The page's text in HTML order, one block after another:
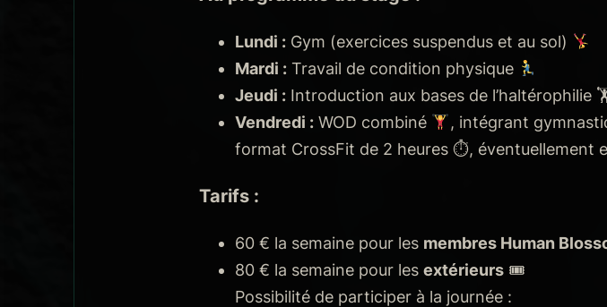
Lundi : Gym (exercices suspendus et au sol)
Mardi : Travail de condition physique
Jeudi : Introduction aux bases de l’haltérophilie
Vendredi : WOD combiné
, intégrant
format CrossFit de 2 heures ⏱, éventuellement
Tarifs :
60 € la semaine pour les membres Human
80 € la semaine pour les extérieurs 🎟
Possibilité de participer à la journée :